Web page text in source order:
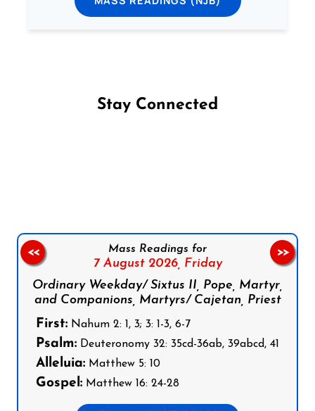
Stay Connected
Mass Readings for
7 August 2026, Friday
Ordinary Weekday/ Sixtus II, Pope, Martyr,
and Companions, Martyrs/ Cajetan, Priest
First: Nahum 2: 1, 3; 3: 1-3, 6-7
Psalm: Deuteronomy 32: 35cd-36ab, 39abcd, 41
Alleluia: Matthew 5: 10
Gospel: Matthew 16: 24-28
<< >>